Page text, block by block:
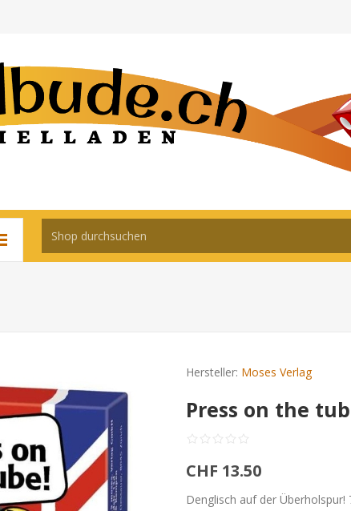
Hersteller: Moses Verlag
Press on the
CHF 13.50
Denglisch auf der